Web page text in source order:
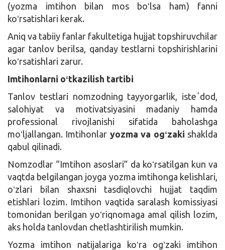
(yozma imtihon bilan mos boʻlsa ham) fanni
koʻrsatishlari kerak.
Aniq va tabiiy fanlar fakultetiga hujjat topshiruvchilar
agar tanlov berilsa, qanday testlarni topshirishlarini
koʻrsatishlari zarur.
Imtihonlarni oʻtkazilish tartibi
Tanlov testlari nomzodning tayyorgarlik, isteʼdod,
salohiyat va motivatsiyasini madaniy hamda
professional rivojlanishi sifatida baholashga
moʻljallangan. Imtihonlar yozma va ogʻzaki shaklda
qabul qilinadi.
Nomzodlar “Imtihon asoslari” da koʻrsatilgan kun va
vaqtda belgilangan joyga yozma imtihonga kelishlari,
oʻzlari bilan shaxsni tasdiqlovchi hujjat taqdim
etishlari lozim. Imtihon vaqtida saralash komissiyasi
tomonidan berilgan yoʻriqnomaga amal qilish lozim,
aks holda tanlovdan chetlashtirilish mumkin.
Yozma imtihon natijalariga koʻra ogʻzaki imtihon